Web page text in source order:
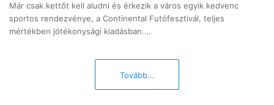
Már csak kettőt kell aludni és érkezik a város egyik kedvenc
sportos rendezvénye, a Continental Futófesztivál, teljes
mértékben jótékonysági kiadásban.…
Tovább...